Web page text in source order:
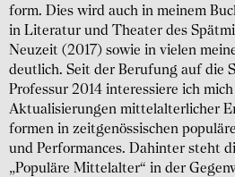
form. Dies wird auch in meinem
in Literatur und Theater des
Neuzeit (2017) sowie in vielen
deutlich. Seit der Berufung auf die
Professur 2014 interessiere ich
Aktuali­sierungen mittel­alter­licher
formen in zeit­genössi­schen
und Perfor­mances. Dahinter steht
„Popu­läre Mittel­alter“ in der